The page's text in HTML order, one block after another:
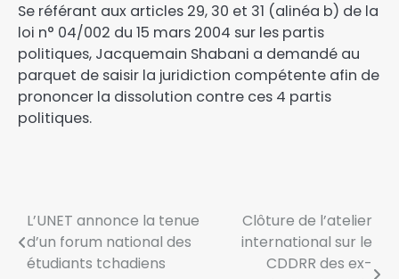
Se référant aux articles 29, 30 et 31 (alinéa b) de la
loi n° 04/002 du 15 mars 2004 sur les partis
politiques, Jacquemain Shabani a demandé au
parquet de saisir la juridiction compétente afin de
prononcer la dissolution contre ces 4 partis
politiques.
L’UNET annonce la tenue
d’un forum national des
étudiants tchadiens
Clôture de l’atelier
international sur le
CDDRR des ex-